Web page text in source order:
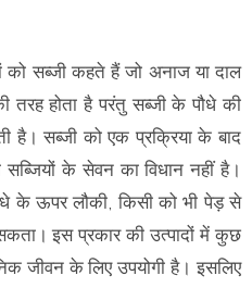
को सब्जी कहते हैं जो अनाज या दाल
तरह होता है परंतु सब्जी के पौधे की
है। सब्जी को एक प्रक्रिया के बाद
के सेवन का विधान नहीं है।
के ऊपर लौकी, किसी को भी पेड़ से
इस प्रकार की उत्पादों में कुछ
जीवन के लिए उपयोगी है। इसलिए